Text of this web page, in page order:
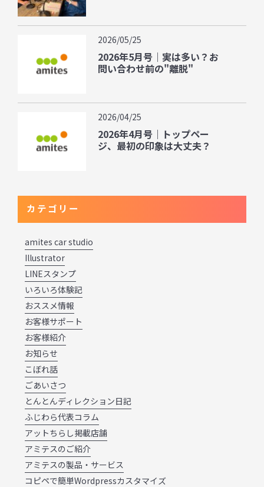
2026/05/25
2026年5月号｜実は多い？お
問い合わせ前の"離脱"
2026/04/25
2026年4月号｜トップペー
ジ、最初の印象は大丈夫？
カテゴリー
amites car studio
Illustrator
LINEスタンプ
いろいろ体験記
おススメ情報
お客様サポート
お客様紹介
お知らせ
こぼれ話
ごあいさつ
とんとんディレクション日記
ふじわら代表コラム
アットちらし掲載店舗
アミテスのご紹介
アミテスの製品・サービス
コピペで簡単Wordpressカスタマイズ